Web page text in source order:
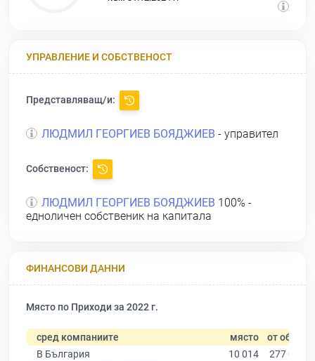
УПРАВЛЕНИЕ И СОБСТВЕНОСТ
Представляващ/и:
ЛЮДМИЛ ГЕОРГИЕВ БОЯДЖИЕВ - управител
Собственост:
ЛЮДМИЛ ГЕОРГИЕВ БОЯДЖИЕВ 100% -
едноличен собственик на капитала
ФИНАНСОВИ ДАННИ
Място по Приходи за 2022 г.
сред компаниите място от общо
В България
10 014
277 019